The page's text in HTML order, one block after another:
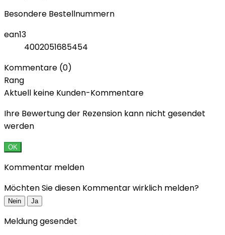
Besondere Bestellnummern
ean13
4002051685454
Kommentare (0)
Rang
Aktuell keine Kunden-Kommentare
Ihre Bewertung der Rezension kann nicht gesendet
werden
OK
Kommentar melden
Möchten Sie diesen Kommentar wirklich melden?
Nein Ja
Meldung gesendet